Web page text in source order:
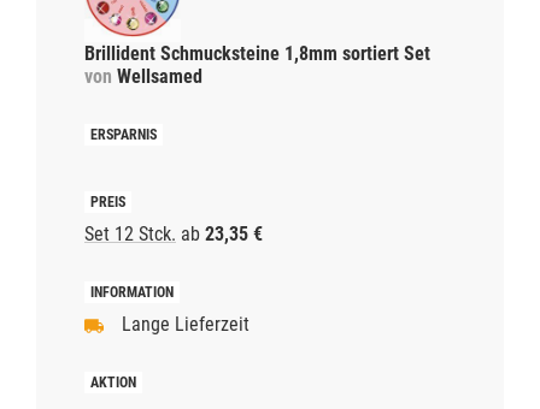
Brillident Schmucksteine 1,8mm sortiert Set
von Wellsamed
Set 12 Stck. ab 23,35 €
Lange Lieferzeit